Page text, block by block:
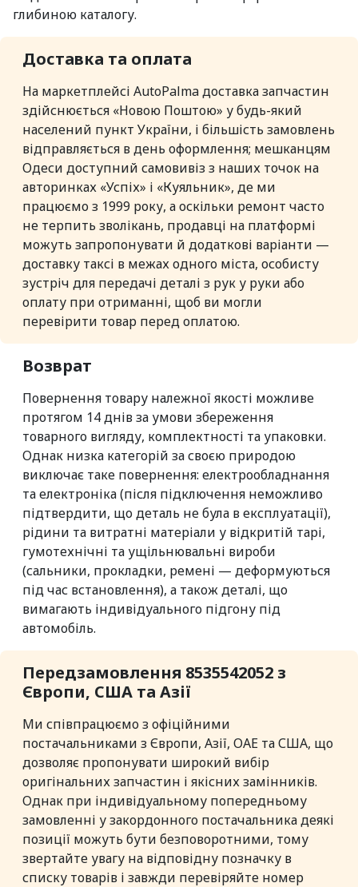
глибиною каталогу.
Доставка та оплата
На маркетплейсі AutoPalma доставка запчастин
здійснюється «Новою Поштою» у будь-який
населений пункт України, і більшість замовлень
відправляється в день оформлення; мешканцям
Одеси доступний самовивіз з наших точок на
авторинках «Успіх» і «Куяльник», де ми
працюємо з 1999 року, а оскільки ремонт часто
не терпить зволікань, продавці на платформі
можуть запропонувати й додаткові варіанти —
доставку таксі в межах одного міста, особисту
зустріч для передачі деталі з рук у руки або
оплату при отриманні, щоб ви могли
перевірити товар перед оплатою.
Возврат
Повернення товару належної якості можливе
протягом 14 днів за умови збереження
товарного вигляду, комплектності та упаковки.
Однак низка категорій за своєю природою
виключає таке повернення: електрообладнання
та електроніка (після підключення неможливо
підтвердити, що деталь не була в експлуатації),
рідини та витратні матеріали у відкритій тарі,
гумотехнічні та ущільнювальні вироби
(сальники, прокладки, ремені — деформуються
під час встановлення), а також деталі, що
вимагають індивідуального підгону під
автомобіль.
Передзамовлення 8535542052 з
Європи, США та Азії
Ми співпрацюємо з офіційними
постачальниками з Європи, Азії, ОАЕ та США, що
дозволяє пропонувати широкий вибір
оригінальних запчастин і якісних замінників.
Однак при індивідуальному попередньому
замовленні у закордонного постачальника деякі
позиції можуть бути безповоротними, тому
звертайте увагу на відповідну позначку в
списку товарів і завжди перевіряйте номер